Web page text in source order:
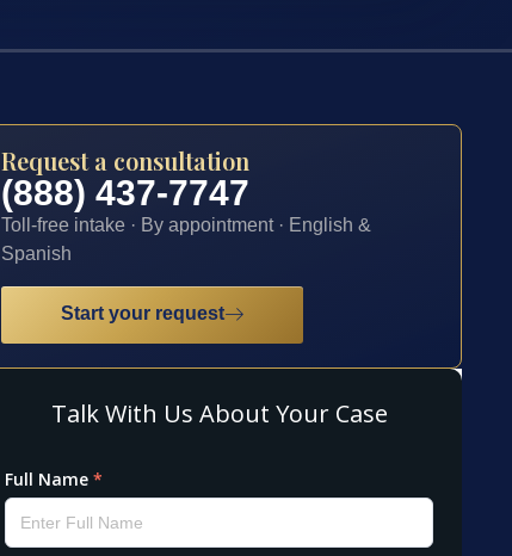
Request a consultation
(888) 437-7747
Toll-free intake · By appointment · English &
Spanish
Start your request